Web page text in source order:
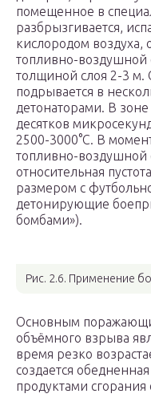
помещенное в
разбрызгивается,
кислородом воздуха,
топливно-воздушной
толщиной слоя 2-3 м.
подрывается в
детонаторами. В
десятков
2500-3000°С. В
топливно-воздушной
относительная
размером с
детонирующие
бомбами»).
Рис. 2.6. Применение
Основным
объёмного взрыва
время резко
создается
продуктами